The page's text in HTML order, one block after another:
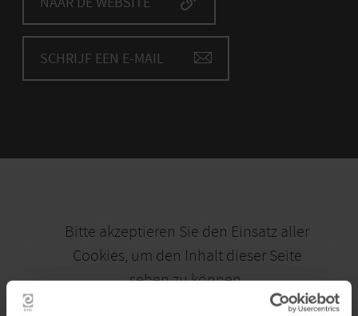
SCHRIJF EEN E-MAIL
Bitte akzeptieren Sie den Einsatz aller
Cookies, um den Inhalt dieser Seite
sehen zu können.